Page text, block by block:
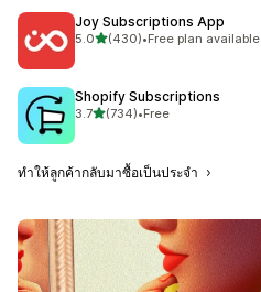
Joy Subscriptions App
5.0เต็ม 5 ดาว
(430)
ทั้งหมด 430 รีวิว
•Free plan available
Shopify Subscriptions
3.7เต็ม 5 ดาว
(734)
ทั้งหมด 734 รีวิว
•Free
ทำให้ลูกค้ากลับมาซื้อเป็นประจำ